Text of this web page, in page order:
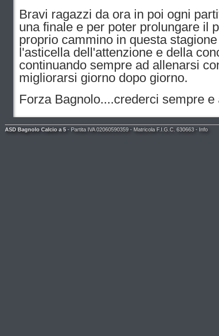
Bravi ragazzi da ora in poi ogni
una finale e per poter prolungare il
proprio cammino in questa
l'asticella dell'attenzione e della
continuando sempre ad allenarsi
migliorarsi giorno dopo giorno.
Forza Bagnolo....crederci sempre
ASD Bagnolo Calcio a 5 - Partita IVA 02060590359 - Matricola F.I.G.C. 630663 - Info